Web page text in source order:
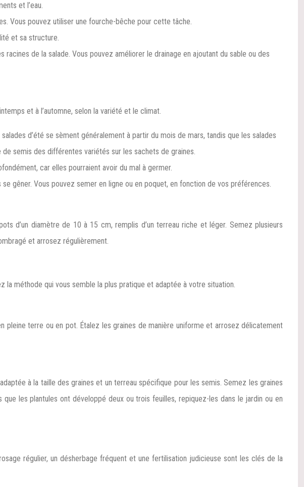
et l’eau.
Vous pouvez utiliser une fourche-bêche pour cette tâche.
et sa structure.
de la salade. Vous pouvez améliorer le drainage en ajoutant du sable ou des
et à l’automne, selon la variété et le climat.
d’été se sèment généralement à partir du mois de mars, tandis que les salades
semis des différentes variétés sur les sachets de graines.
car elles pourraient avoir du mal à germer.
gêner. Vous pouvez semer en ligne ou en poquet, en fonction de vos préférences.
d’un diamètre de 10 à 15 cm, remplis d’un terreau riche et léger. Semez plusieurs
et arrosez régulièrement.
méthode qui vous semble la plus pratique et adaptée à votre situation.
terre ou en pot. Étalez les graines de manière uniforme et arrosez délicatement
à la taille des graines et un terreau spécifique pour les semis. Semez les graines
les plantules ont développé deux ou trois feuilles, repiquez-les dans le jardin ou en
régulier, un désherbage fréquent et une fertilisation judicieuse sont les clés de la